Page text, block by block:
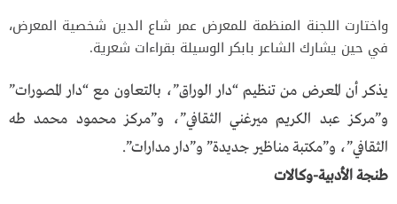
واختارت اللجنة المنظمة للمعرض عمر شاع الدين شخصية المعرض،
في حين يشارك الشاعر بابكر الوسيلة بقراءات شعرية.
يذكر أن المعرض من تنظيم “دار الوراق”، بالتعاون مع “دار المصورات”
و”مركز عبد الكريم ميرغني الثقافي”، و”مركز محمود محمد طه
الثقافي”، و”مكتبة مناظير جديدة” و”دار مدارات”.
طنجة الأدبية-وكالات